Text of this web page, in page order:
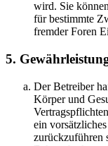
wird. Sie
für bestimmte
fremder Foren
5.
Der Betreiber
Körper und
ein
zurückzuführen